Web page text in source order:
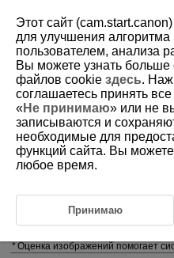
D185-147
Оценка изображений
Оценка отдельных
Задание оценки путем
Оценка всех изображений в
Оценка изображений помогает
Этот сайт
для улучшения алгоритма
пользователем, анализа
Вы можете узнать
файлов cookie здесь.
соглашаетесь принять
«Не принимаю» или не
записываются и
необходимые для
функций сайта. Вы можете
любое время.
Принимаю